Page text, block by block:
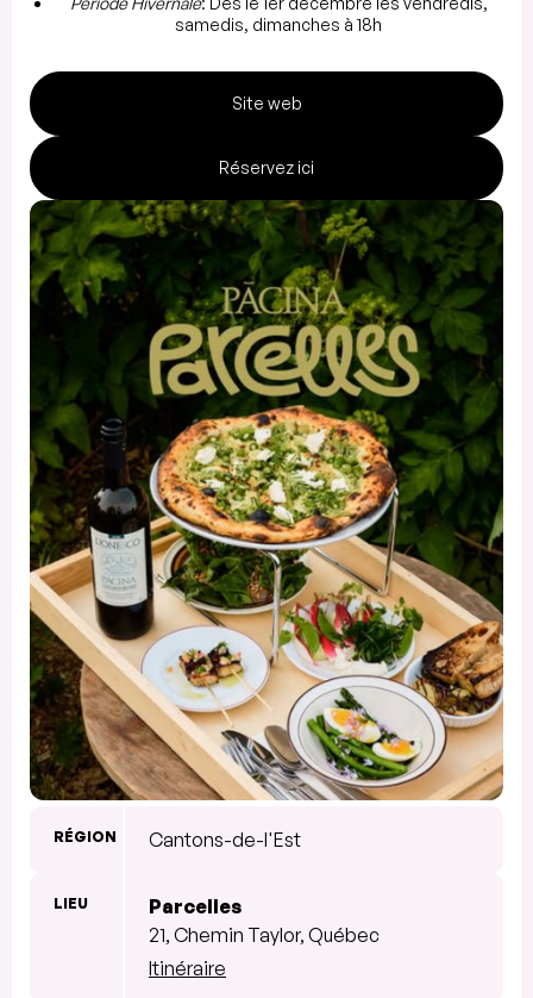
samedis, dimanches à 18h
Site web
Réservez ici
RÉGION Cantons-de-l'Est
LIEU
Parcelles
21, Chemin Taylor, Québec
Itinéraire